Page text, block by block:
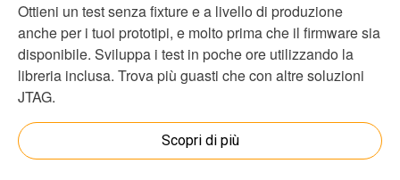
Ottieni un test senza fixture e a livello di produzione
anche per i tuoi prototipi, e molto prima che il firmware sia
disponibile. Sviluppa i test in poche ore utilizzando la
libreria inclusa. Trova più guasti che con altre soluzioni
JTAG.
Scopri di più